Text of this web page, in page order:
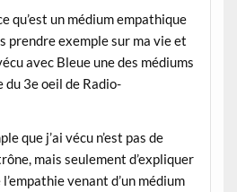
qu’est un médium empathique
prendre exemple sur ma vie et
avec Bleue une des médiums
du 3e oeil de Radio-
que j’ai vécu n’est pas de
mais seulement d’expliquer
venant d’un médium